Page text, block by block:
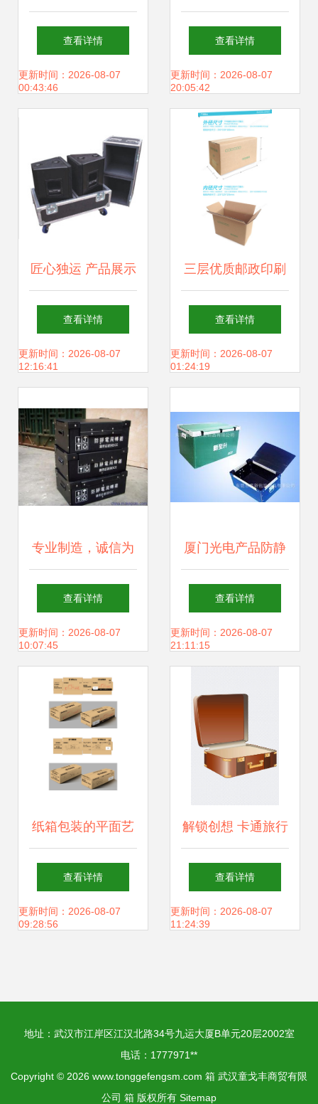
储的高效解决方案
查看详情
更新时间：2026-08-07
00:43:46
料周转箱 宁波源头
厂家直供，助力高
效物流与包装
查看详情
更新时间：2026-08-07
20:05:42
匠心独运 产品展示
箱的艺术与实用价
值
查看详情
更新时间：2026-08-07
12:16:41
三层优质邮政印刷
产品包装箱 淘宝发
货的超硬纸箱选择
查看详情
更新时间：2026-08-07
01:24:19
专业制造，诚信为
本——记广州诚信
中空板厂家的全方
位服务
查看详情
更新时间：2026-08-07
10:07:45
厦门光电产品防静
电周转箱 选购指南
与行业应用
查看详情
更新时间：2026-08-07
21:11:15
纸箱包装的平面艺
术 以yuhua6317原
创设计作品为例
查看详情
更新时间：2026-08-07
09:28:56
解锁创想 卡通旅行
箱素材的魔法世界
查看详情
更新时间：2026-08-07
11:24:39
地址：武汉市江岸区江汉北路34号九运大厦B单元20层2002室
电话：1777971**
Copyright © 2026 www.tonggefengsm.com 箱 武汉童戈丰商贸有限
公司 箱 版权所有 Sitemap